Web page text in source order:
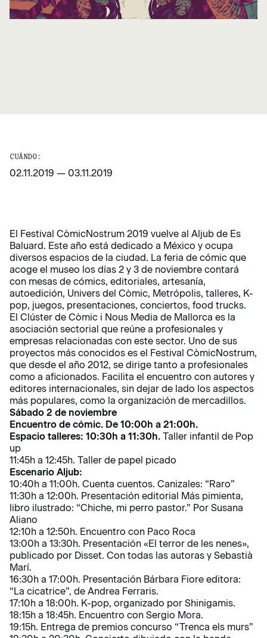
CUÁNDO:
02.11.2019 — 03.11.2019
El Festival CòmicNostrum 2019 vuelve al Aljub de Es
Baluard. Este año está dedicado a México y ocupa
diversos espacios de la ciudad. La feria de cómic que
acoge el museo los días 2 y 3 de noviembre contará
con mesas de cómics, editoriales, artesanía,
autoedición, Univers del Còmic, Metrópolis, talleres, K-
pop, juegos, presentaciones, conciertos, food trucks.
El Clúster de Còmic i Nous Media de Mallorca es la
asociación sectorial que reúne a profesionales y
empresas relacionadas con este sector. Uno de sus
proyectos más conocidos es el Festival CòmicNostrum,
que desde el año 2012, se dirige tanto a profesionales
como a aficionados. Facilita el encuentro con autores y
editores internacionales, sin dejar de lado los aspectos
más populares, como la organización de mercadillos.
Sábado 2 de noviembre
Encuentro de cómic. De 10:00h a 21:00h.
Espacio talleres: 10:30h a 11:30h. Taller infantil de Pop
up
11:45h a 12:45h. Taller de papel picado
Escenario Aljub:
10:40h a 11:00h. Cuenta cuentos. Canizales: “Raro”
11:30h a 12:00h. Presentación editorial Más pimienta,
libro ilustrado: “Chiche, mi perro pastor.” Por Susana
Aliano
12:10h a 12:50h. Encuentro con Paco Roca
13:00h a 13:30h. Presentación «El terror de les nenes»,
publicado por Disset. Con todas las autoras y Sebastià
Marí.
16:30h a 17:00h. Presentación Bárbara Fiore editora:
“La cicatrice”, de Andrea Ferraris.
17:10h a 18:00h. K-pop, organizado por Shinigamis.
18:15h a 18:45h. Encuentro con Sergio Mora.
19:15h. Entrega de premios concurso “Trenca els murs”